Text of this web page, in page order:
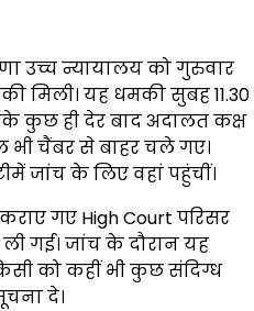
उच्च न्यायालय को गुरुवार
मिली। यह धमकी सुबह 11.30
कुछ ही देर बाद अदालत कक्ष
भी चैंबर से बाहर चले गए।
जांच के लिए वहां पहुंचीं।
गए High Court परिसर
गई। जांच के दौरान यह
को कहीं भी कुछ संदिग्ध
दे।